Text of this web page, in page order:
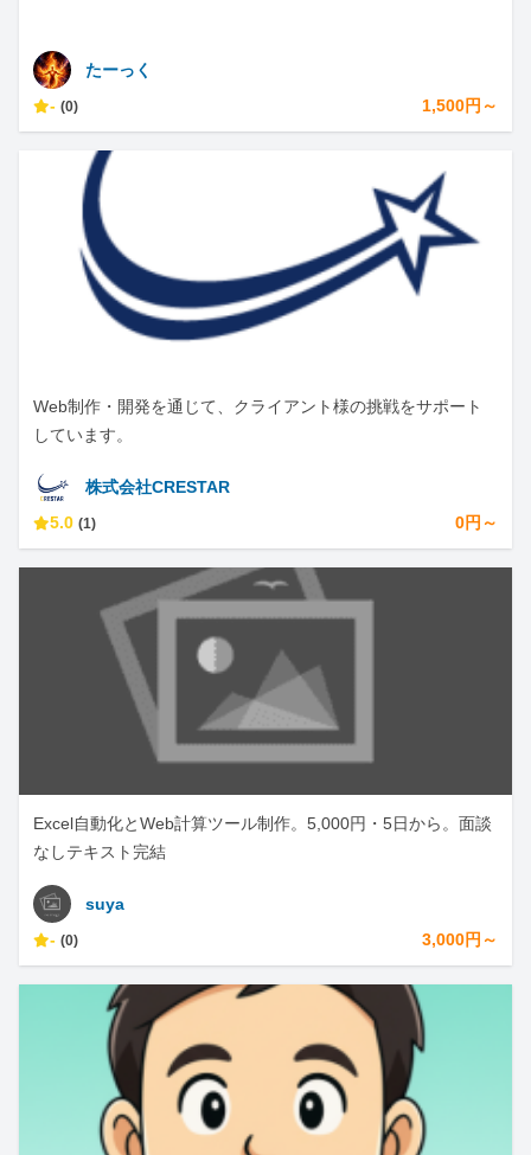
たーっく
- (0) 1,500円～
Web制作・開発を通じて、クライアント様の挑戦をサポート
しています。
株式会社CRESTAR
5.0 (1) 0円～
Excel自動化とWeb計算ツール制作。5,000円・5日から。面談
なしテキスト完結
suya
- (0) 3,000円～